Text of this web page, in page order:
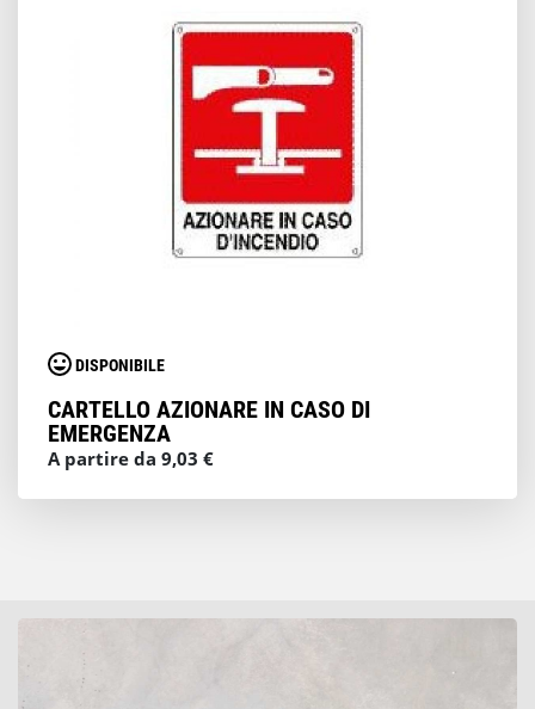
DISPONIBILE
CARTELLO AZIONARE IN CASO DI
EMERGENZA
A partire da 9,03 €